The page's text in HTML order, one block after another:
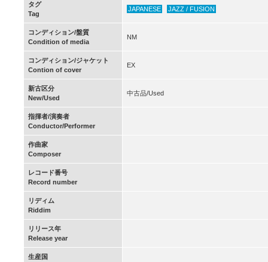
タグ
Tag
JAPANESE JAZZ / FUSION
コンディション/盤質
Condition of media
NM
コンディション/ジャケット
Contion of cover
EX
新古区分
New/Used
中古品/Used
指揮者/演奏者
Conductor/Performer
作曲家
Composer
レコード番号
Record number
リディム
Riddim
リリース年
Release year
生産国